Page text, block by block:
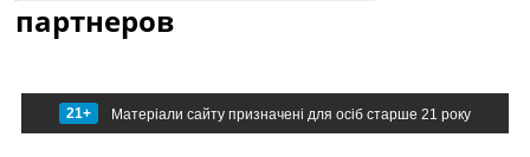
партнеров
21+ Матеріали сайту призначені для осіб старше 21 року